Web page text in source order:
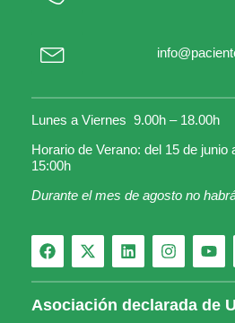
Lunes a Viernes 9.00h – 18.00h
Horario de Verano: del 15 de
15:00h
Durante el mes de agosto no
Asociación declarada de